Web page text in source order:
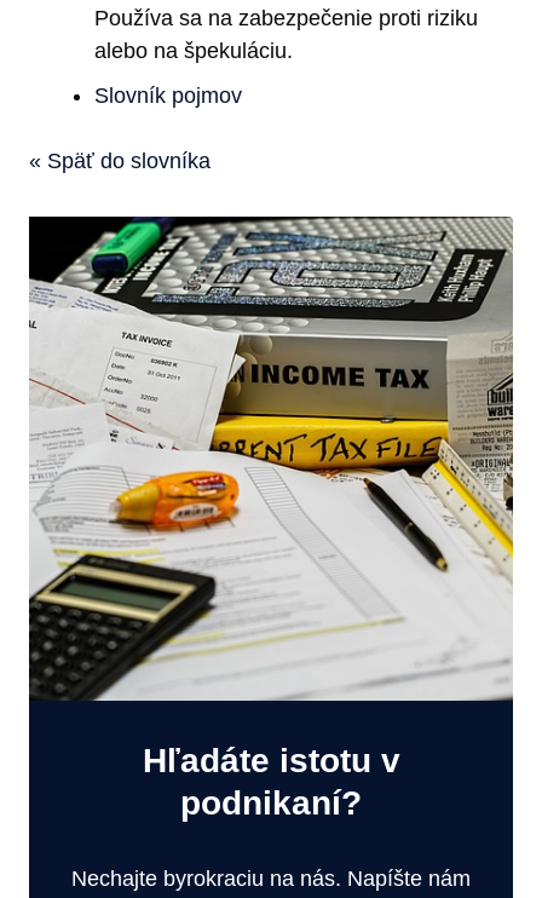
Používa sa na zabezpečenie proti riziku
alebo na špekuláciu.
Slovník pojmov
« Späť do slovníka
Hľadáte istotu v
podnikaní?
Nechajte byrokraciu na nás. Napíšte nám